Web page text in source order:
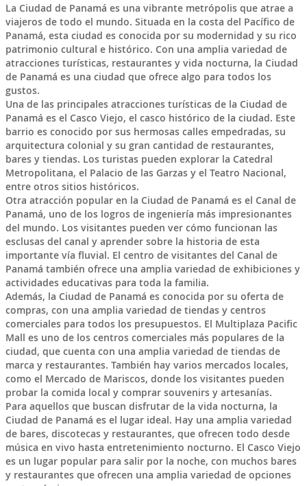
La Ciudad de Panamá es una vibrante metrópolis que atrae a
viajeros de todo el mundo. Situada en la costa del Pacífico de
Panamá, esta ciudad es conocida por su modernidad y su rico
patrimonio cultural e histórico. Con una amplia variedad de
atracciones turísticas, restaurantes y vida nocturna, la Ciudad
de Panamá es una ciudad que ofrece algo para todos los
gustos.
Una de las principales atracciones turísticas de la Ciudad de
Panamá es el Casco Viejo, el casco histórico de la ciudad. Este
barrio es conocido por sus hermosas calles empedradas, su
arquitectura colonial y su gran cantidad de restaurantes,
bares y tiendas. Los turistas pueden explorar la Catedral
Metropolitana, el Palacio de las Garzas y el Teatro Nacional,
entre otros sitios históricos.
Otra atracción popular en la Ciudad de Panamá es el Canal de
Panamá, uno de los logros de ingeniería más impresionantes
del mundo. Los visitantes pueden ver cómo funcionan las
esclusas del canal y aprender sobre la historia de esta
importante vía fluvial. El centro de visitantes del Canal de
Panamá también ofrece una amplia variedad de exhibiciones y
actividades educativas para toda la familia.
Además, la Ciudad de Panamá es conocida por su oferta de
compras, con una amplia variedad de tiendas y centros
comerciales para todos los presupuestos. El Multiplaza Pacific
Mall es uno de los centros comerciales más populares de la
ciudad, que cuenta con una amplia variedad de tiendas de
marca y restaurantes. También hay varios mercados locales,
como el Mercado de Mariscos, donde los visitantes pueden
probar la comida local y comprar souvenirs y artesanías.
Para aquellos que buscan disfrutar de la vida nocturna, la
Ciudad de Panamá es el lugar ideal. Hay una amplia variedad
de bares, discotecas y restaurantes, que ofrecen todo desde
música en vivo hasta entretenimiento nocturno. El Casco Viejo
es un lugar popular para salir por la noche, con muchos bares
y restaurantes que ofrecen una amplia variedad de opciones